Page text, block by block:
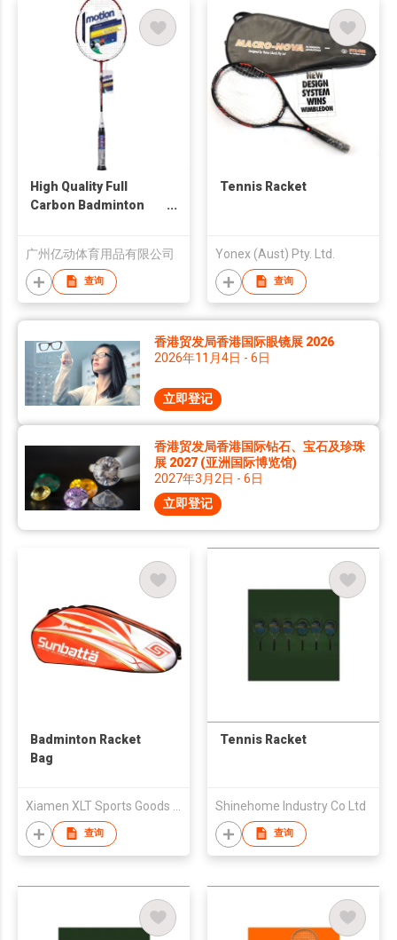
High Quality Full
Carbon Badminton
广州亿动体育用品有限公司
查询
Tennis Racket
Yonex (Aust) Pty. Ltd.
查询
香港贸发局香港国际眼镜展 2026
2026年11月4日 - 6日
立即登记
香港贸发局香港国际钻石、宝石及珍珠
展 2027 (亚洲国际博览馆)
2027年3月2日 - 6日
立即登记
Badminton Racket
Bag
查询
Tennis Racket
Shinehome Industry Co Ltd
查询